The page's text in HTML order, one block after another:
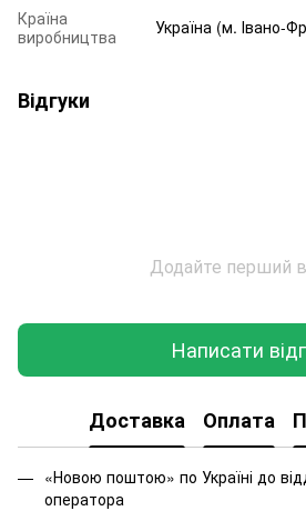
Країна
виробництва
Україна (м. Івано-
Відгуки
Додайте перший
Написати
Доставка Оплата
«Новою поштою» по Україні до
оператора